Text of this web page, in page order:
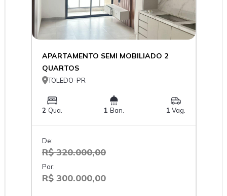
APARTAMENTO SEMI MOBILIADO 2
QUARTOS
TOLEDO-PR
2 Qua. 1Ban. 1 Vag.
De:
R$ 320.000,00
Por:
R$ 300.000,00